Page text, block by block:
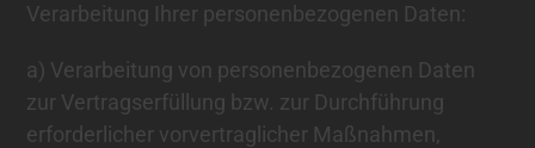
Verarbeitung Ihrer personenbezogenen Daten:
a) Verarbeitung von personenbezogenen Daten
zur Vertragserfüllung bzw. zur Durchführung
erforderlicher vorvertraglicher Maßnahmen,